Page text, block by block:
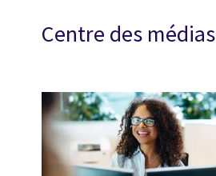
Centre des médias